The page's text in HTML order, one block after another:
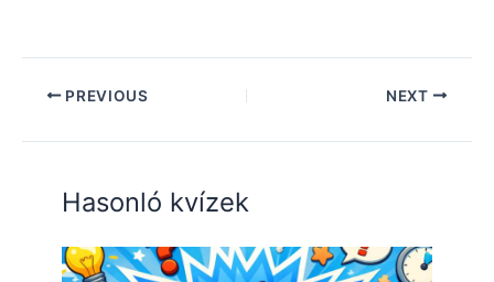
PREVIOUS NEXT
Hasonló kvízek